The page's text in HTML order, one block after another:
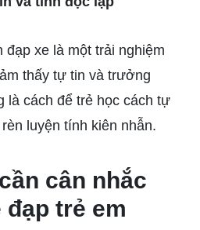
đạp xe là một trải nghiệm
thấy tự tin và trưởng
là cách để trẻ học cách tự
luyện tính kiên nhẫn.
cân nhắc
trẻ em